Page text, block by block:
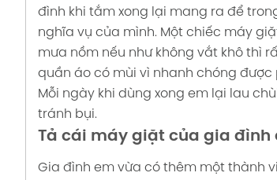
đình khi tắm xong lại mang ra để
nghĩa vụ của mình. Một chiếc máy
mưa nồm nếu như không vắt khô thì
quần áo có mùi vì nhanh chóng được
Mỗi ngày khi dùng xong em lại lau
tránh bụi.
Tả cái máy giặt của gia đình
Gia đình em vừa có thêm một thành